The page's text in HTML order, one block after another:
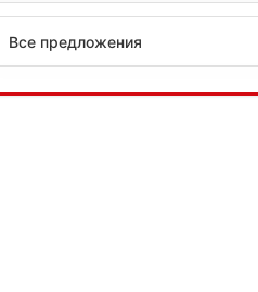
Все предложения
АСБ лизинг